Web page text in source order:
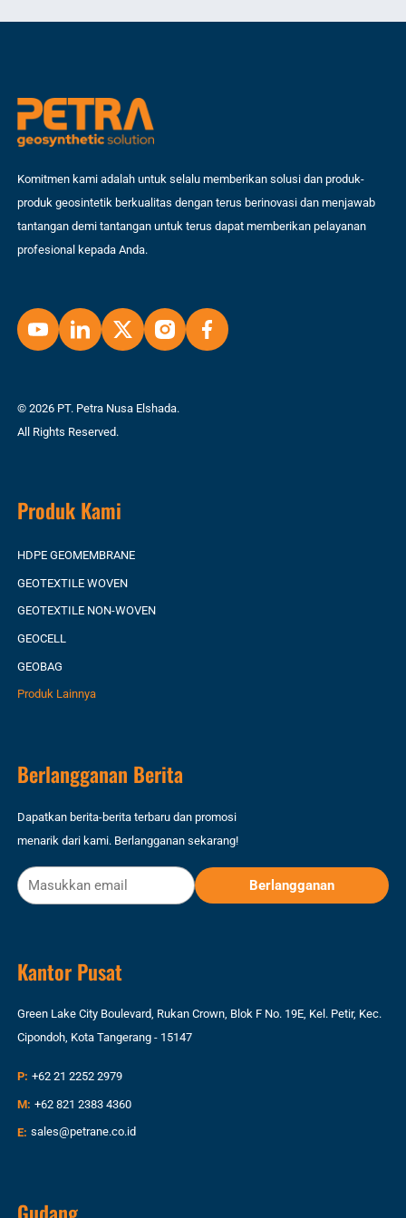
Komitmen kami adalah untuk selalu memberikan solusi dan produk-
produk geosintetik berkualitas dengan terus berinovasi dan menjawab
tantangan demi tantangan untuk terus dapat memberikan pelayanan
profesional kepada Anda.
© 2026 PT. Petra Nusa Elshada.
All Rights Reserved.
Produk Kami
HDPE GEOMEMBRANE
GEOTEXTILE WOVEN
GEOTEXTILE NON-WOVEN
GEOCELL
GEOBAG
Produk Lainnya
Berlangganan Berita
Dapatkan berita-berita terbaru dan promosi
menarik dari kami. Berlangganan sekarang!
Kantor Pusat
Green Lake City Boulevard, Rukan Crown, Blok F No. 19E, Kel. Petir, Kec.
Cipondoh, Kota Tangerang - 15147
P: +62 21 2252 2979
M: +62 821 2383 4360
E: sales@petrane.co.id